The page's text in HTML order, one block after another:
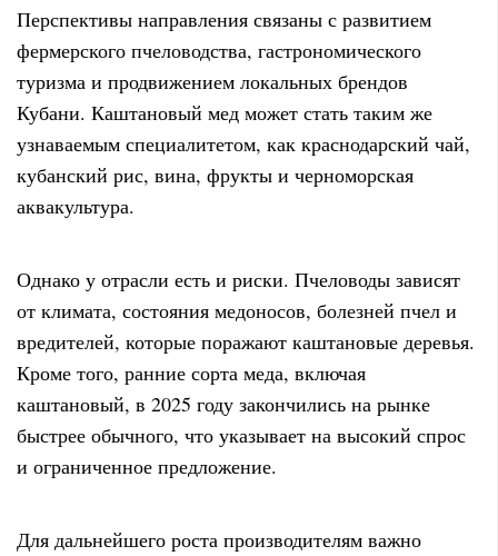
Перспективы направления связаны с развитием
фермерского пчеловодства, гастрономического
туризма и продвижением локальных брендов
Кубани. Каштановый мед может стать таким же
узнаваемым специалитетом, как краснодарский чай,
кубанский рис, вина, фрукты и черноморская
аквакультура.
Однако у отрасли есть и риски. Пчеловоды зависят
от климата, состояния медоносов, болезней пчел и
вредителей, которые поражают каштановые деревья.
Кроме того, ранние сорта меда, включая
каштановый, в 2025 году закончились на рынке
быстрее обычного, что указывает на высокий спрос
и ограниченное предложение.
Для дальнейшего роста производителям важно